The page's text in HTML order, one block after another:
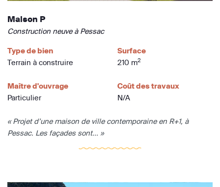
Maison P
Construction neuve à Pessac
Type de bien
Terrain à construire
Surface
210 m2
Maître d'ouvrage
Particulier
Coût des travaux
N/A
« Projet d’une maison de ville contemporaine en R+1, à
Pessac. Les façades sont... »